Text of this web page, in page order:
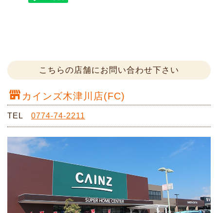
こちらの店舗にお問い合わせ下さい
カインズ木津川店(FC)
TEL 0774-74-2211